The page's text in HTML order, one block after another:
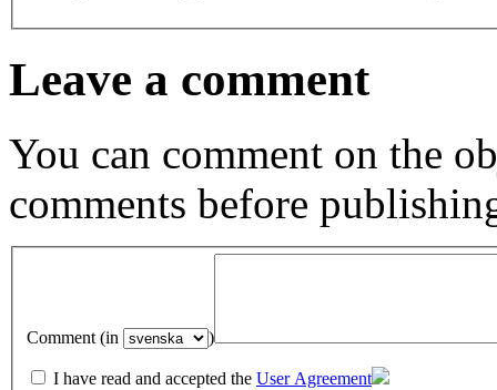
Leave a comment
You can comment on the
comments before
Comment (in )
I have read and accepted the User Agreement